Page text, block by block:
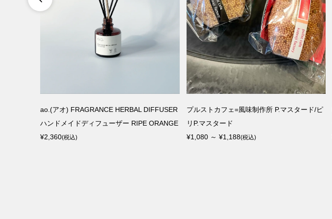
ao.(アオ) FRAGRANCE HERBAL DIFFUSER
ハンドメイドディフューザー RIPE ORANGE
¥2,360(税込)
プルストカフェ=風味制作所 P.マスタード/ピ
リP.マスタード
¥1,080 ～ ¥1,188(税込)